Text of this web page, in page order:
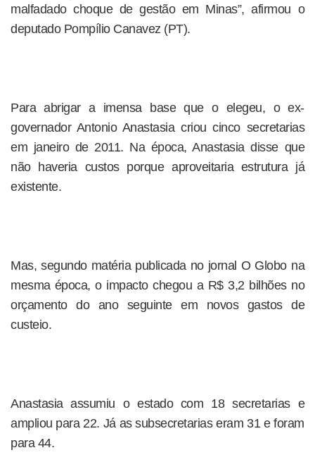
malfadado choque de gestão em Minas”, afirmou o
deputado Pompílio Canavez (PT).
Para abrigar a imensa base que o elegeu, o ex-
governador Antonio Anastasia criou cinco secretarias
em janeiro de 2011. Na época, Anastasia disse que
não haveria custos porque aproveitaria estrutura já
existente.
Mas, segundo matéria publicada no jornal O Globo na
mesma época, o impacto chegou a R$ 3,2 bilhões no
orçamento do ano seguinte em novos gastos de
custeio.
Anastasia assumiu o estado com 18 secretarias e
ampliou para 22. Já as subsecretarias eram 31 e foram
para 44.